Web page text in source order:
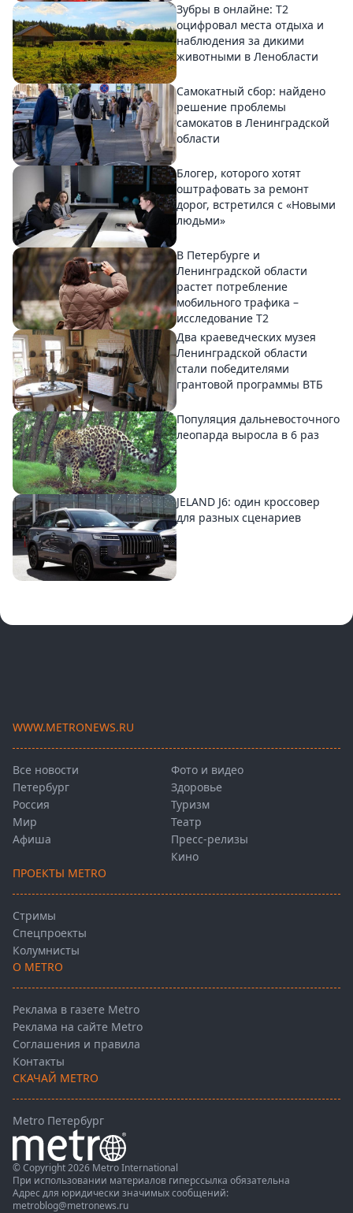
Зубры в онлайне: Т2
оцифровал места отдыха и
наблюдения за дикими
животными в Ленобласти
Самокатный сбор: найдено
решение проблемы
самокатов в Ленинградской
области
Блогер, которого хотят
оштрафовать за ремонт
дорог, встретился с «Новыми
людьми»
В Петербурге и
Ленинградской области
растет потребление
мобильного трафика –
исследование T2
Два краеведческих музея
Ленинградской области
стали победителями
грантовой программы ВТБ
Популяция дальневосточного
леопарда выросла в 6 раз
JELAND J6: один кроссовер
для разных сценариев
WWW.METRONEWS.RU
Все новости
Петербург
Россия
Мир
Афиша
Фото и видео
Здоровье
Туризм
Театр
Пресс-релизы
Кино
ПРОЕКТЫ METRO
Стримы
Спецпроекты
Колумнисты
О METRO
Реклама в газете Metro
Реклама на сайте Metro
Соглашения и правила
Контакты
СКАЧАЙ METRO
Metro Петербург
© Copyright 2026 Metro International
При использовании материалов гиперссылка обязательна
Адрес для юридически значимых сообщений:
metroblog@metronews.ru